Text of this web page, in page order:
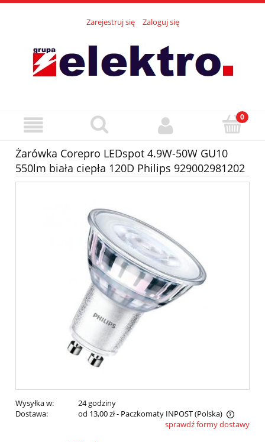
Zarejestruj się Zaloguj się
Żarówka Corepro LEDspot 4.9W-50W GU10
550lm biała ciepła 120D Philips 929002981202
Wysyłka w:
24 godziny
Dostawa:
od 13,00 zł- Paczkomaty INPOST(Polska)
Cena nie zawiera ewentualnych kosztów płatnościsprawdź formy dostawy